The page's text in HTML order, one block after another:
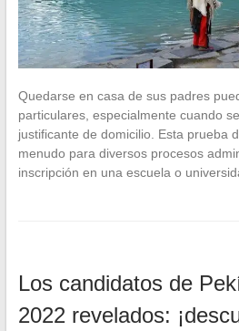
Quedarse en casa de sus padres
particulares, especialmente cuando
justificante de domicilio. Esta prueba
menudo para diversos procesos
inscripción en una escuela o
Los candidatos de
2022 revelados: